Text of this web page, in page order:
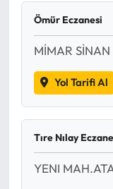
Ömür Eczanesi
MİMAR
Yol Tarifi Al
Tıre Nılay
YENI